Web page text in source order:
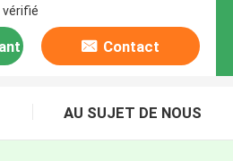
vérifié
Contact
AU SUJET DE NOUS